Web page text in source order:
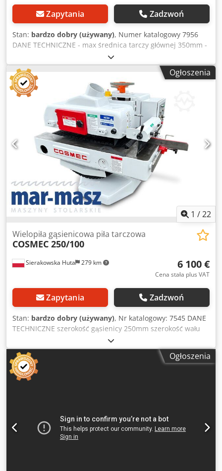
Zapytania Zadzwoń
Stan: bardzo dobry (używany), Numer katalogowy 7956
DANE TECHNICZNE - max średnica tarczy głównej 350mm -
średnica otworu tarczy 30mm - max wysokość cięcia 90mm
- tarcza główna regulowana góra/dół i pod kątem - osłona
na tarczę - z wózkiem bocznym - długość cięcia na wózku
1300mm Dkjdpfxsztanrs Ai Eer - szerokość cięcia przy
prowadnicy 1340mm - silnik główny 4kW - wymiary blatu
1100x1030mm - wymiar blatu z poszerzeniem, z
przedłużeniem 2100x1840mm - z podcinakiem - max
średnica tarczy podcinaka 100mm - średnica wrzeciona
podcinaka 22mm - silnik podcinaka 0,55kW - 3 rodzaje
prędkości obrotów 4000, 5000, 6500 obr/min - średnica
króćca odciągu 125mm - wymiary dł/szer/wys
3280x2340x1450mm - waga 866kg ATUTY – produkcji
polskiej – osłona na tarczę – z podcinakiem – dokumentacja
DTR – piła używana, stan bardzo dobry Cena netto: 11900
PLN Cena netto: 2840 EUR w zależności od ceny 4,2 EUR
(Ceny mogą się zmieniać wraz z wyższymi wahaniami)
Ogłoszenia
1 /22
Sierakowska Huta 279 km
Wielopiła gąsienicowa piła tarczowa
COSMEC 250/100
6 100 €
Cena stała plus VAT
Zapytania Zadzwoń
Stan: bardzo dobry (używany), Nr katalogowy: 7545 DANE
TECHNICZNE szerokość gąsienicy 250mm szerokość wału
220mm max średnica tarczy 300mm średnica otworu
tarczy 60mm wysokość cięcia 100mm szerokość blatu
650mm długość blatu 1460mm – z góry: 2 rzędy zapadek
wał gładki poślizgowy wał z piłami wał gładki, poślizgowy
Dsdsztad Tjpfx Ai Eekr – z dołu: prowadnica zapadki
dł/szer/wys 1700x1450x1500mm waga około 1800kg –
produkcji włoskiej – dokumentacja DTR – solidna maszyna –
wielopiła używana, stan bardzo dobry Cena netto: 25900
Ogłoszenia